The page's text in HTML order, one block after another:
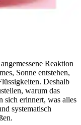
Reaktion
Sonne entstehen,
Deshalb
warum das
sich erinnert, was alles
systematisch